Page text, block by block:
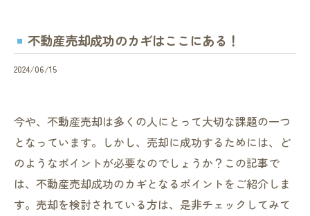
不動産売却成功のカギはここにある！
2024/06/15
今や、不動産売却は多くの人にとって大切な課題の一つ
となっています。しかし、売却に成功するためには、ど
のようなポイントが必要なのでしょうか？この記事で
は、不動産売却成功のカギとなるポイントをご紹介しま
す。売却を検討されている方は、是非チェックしてみて